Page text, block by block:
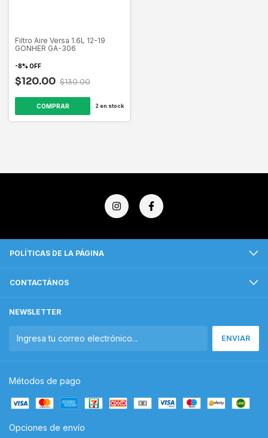
Filtro Aire Versa 1.6L 12-19
GONHER GA-306
-8% OFF
$120.00 $130.00
2 en stock
POLÍTICAS DE LA PÁGINA
CONTACTÁNOS
NEWSLETTER
Métodos de pago
Opciones de envío